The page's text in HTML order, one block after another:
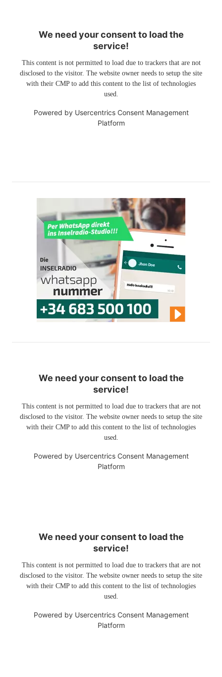
We need your consent to load the
service!
This content is not permitted to load due to trackers that are not
disclosed to the visitor. The website owner needs to setup the site
with their CMP to add this content to the list of technologies
used.
Powered by Usercentrics Consent Management
Platform
We need your consent to load the
service!
This content is not permitted to load due to trackers that are not
disclosed to the visitor. The website owner needs to setup the site
with their CMP to add this content to the list of technologies
used.
Powered by Usercentrics Consent Management
Platform
We need your consent to load the
service!
This content is not permitted to load due to trackers that are not
disclosed to the visitor. The website owner needs to setup the site
with their CMP to add this content to the list of technologies
used.
Powered by Usercentrics Consent Management
Platform